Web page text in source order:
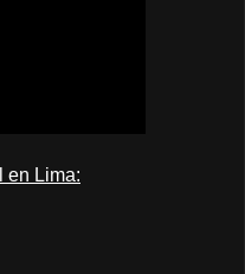
en Lima: